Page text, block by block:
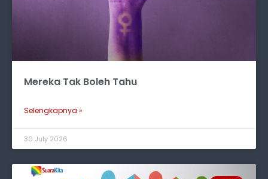
Mereka Tak Boleh Tahu
Selengkapnya »
30 July 2026